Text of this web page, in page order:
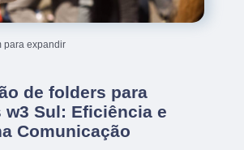
para expandir
de folders para
w3 Sul: Eficiência e
Comunicação